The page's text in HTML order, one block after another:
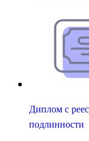
Диплом с
подлинности